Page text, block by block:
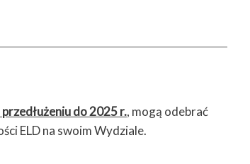
do 2025 r., mogą odebrać
ELD na swoim Wydziale.